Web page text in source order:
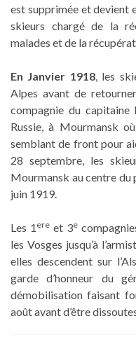
est supprimée et devient
skieurs chargé de la
malades et de la
En Janvier 1918, les
Alpes avant de
compagnie du
Russie, à Mourmansk
semblant de front pour
28 septembre, les
Mourmansk au centre du
juin 1919.
Les 1 ere et 3e
les Vosges jusqu’à
elles descendent sur
garde d’honneur du
démobilisation faisant
août avant d’être